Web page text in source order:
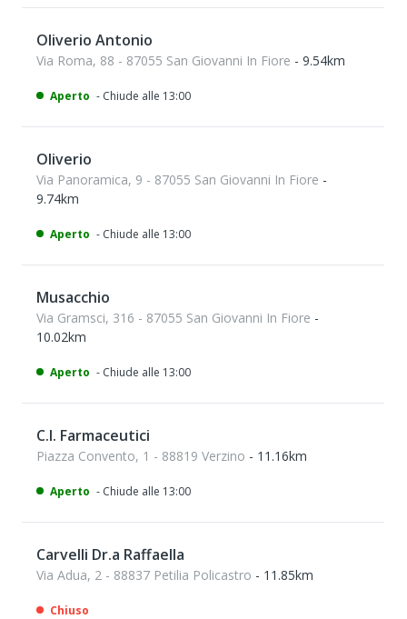
Oliverio Antonio
Via Roma, 88 - 87055 San Giovanni In Fiore - 9.54km
Aperto - Chiude alle 13:00
Oliverio
Via Panoramica, 9 - 87055 San Giovanni In Fiore -
9.74km
Aperto - Chiude alle 13:00
Musacchio
Via Gramsci, 316 - 87055 San Giovanni In Fiore -
10.02km
Aperto - Chiude alle 13:00
C.l. Farmaceutici
Piazza Convento, 1 - 88819 Verzino - 11.16km
Aperto - Chiude alle 13:00
Carvelli Dr.a Raffaella
Via Adua, 2 - 88837 Petilia Policastro - 11.85km
Chiuso